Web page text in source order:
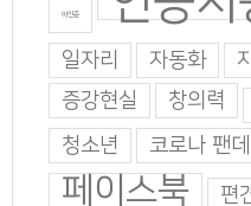
이인준
일자리 자동화
증강현실
창의력
청소년
코로나 팬
페이스북 편